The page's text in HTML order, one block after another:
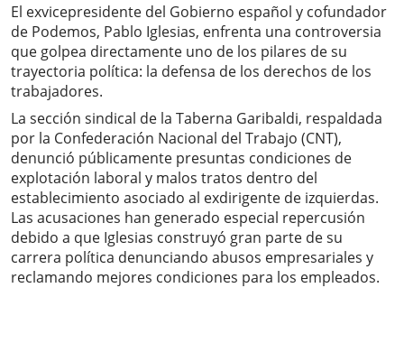
El exvicepresidente del Gobierno español y cofundador
de Podemos, Pablo Iglesias, enfrenta una controversia
que golpea directamente uno de los pilares de su
trayectoria política: la defensa de los derechos de los
trabajadores.
La sección sindical de la Taberna Garibaldi, respaldada
por la Confederación Nacional del Trabajo (CNT),
denunció públicamente presuntas condiciones de
explotación laboral y malos tratos dentro del
establecimiento asociado al exdirigente de izquierdas.
Las acusaciones han generado especial repercusión
debido a que Iglesias construyó gran parte de su
carrera política denunciando abusos empresariales y
reclamando mejores condiciones para los empleados.